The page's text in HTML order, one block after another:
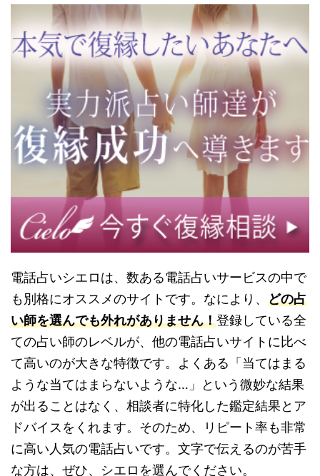
電話占いシエロは、数ある電話占いサービスの中で
も別格にオススメのサイトです。なにより、 どの占
い師を選んでも外れがありません！登録している全
ての占い師のレベルが、他の電話占いサイトに比べ
て高いのが大きな特徴です。よくある「当てはまる
ような当てはまらないような…」という微妙な結果
が出ることはなく、相談者に特化した鑑定結果とア
ドバイスをくれます。そのため、リピート率も非常
に高い人気の電話占いです。文字で伝えるのが苦手
な方は、ぜひ、シエロを選んでください。